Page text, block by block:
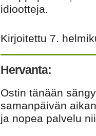
idiootteja.
Kirjoitettu 7.
Hervanta:
Ostin tänään
samanpäivän
ja nopea palvelu